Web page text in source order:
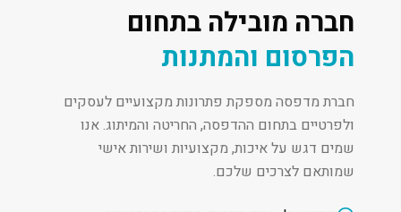
חברה מובילה בתחום
הפרסום והמתנות
חברת מדפסה מספקת פתרונות מקצועיים לעסקים
ולפרטיים בתחום ההדפסה, החריטה והמיתוג. אנו
שמים דגש על איכות, מקצועיות ושירות אישי
שמותאם לצרכים שלכם.